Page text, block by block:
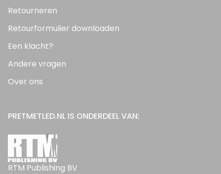
Retourneren
Retourformulier downloaden
Een klacht?
Andere vragen
Over ons
PRETMETLED.NL IS ONDERDEEL VAN:
RTM Publishing BV